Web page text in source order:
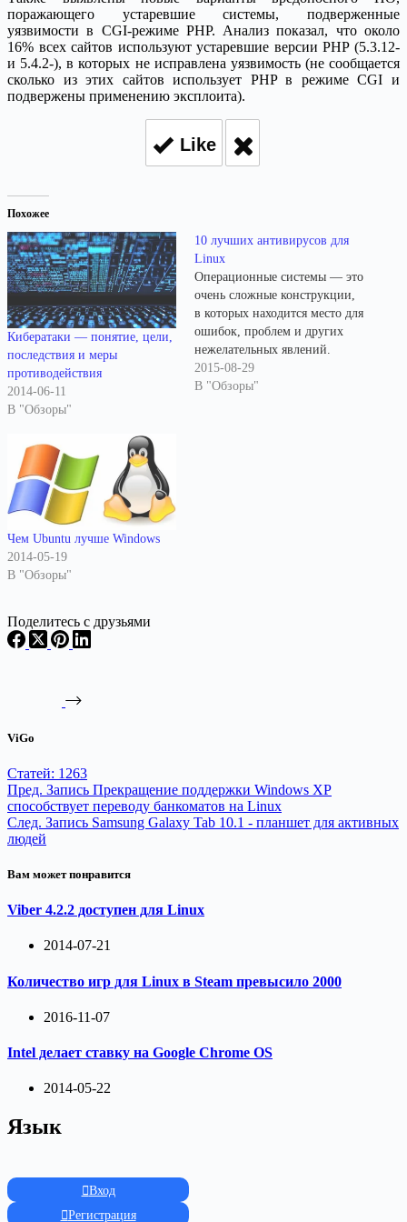
поражающего устаревшие системы, подверженные
уязвимости в CGI-режиме PHP. Анализ показал, что около
16% всех сайтов используют устаревшие версии PHP (5.3.12-
и 5.4.2-), в которых не исправлена уязвимость (не сообщается
сколько из этих сайтов использует PHP в режиме CGI и
подвержены применению эксплоита).
Like
Похожее
Кибератаки — понятие, цели,
последствия и меры
противодействия
2014-06-11
В "Обзоры"
10 лучших антивирусов для
Linux
Операционные системы — это
очень сложные конструкции,
в которых находится место для
ошибок, проблем и других
нежелательных явлений.
Особые опасения вызывают
искусственно созданные
2015-08-29
В "Обзоры"
Чем Ubuntu лучше Windows
2014-05-19
В "Обзоры"
Поделитесь с друзьями
ViGo
Статей: 1263
Пред. Запись Прекращение поддержки Windows XP
способствует переводу банкоматов на Linux
След. Запись Samsung Galaxy Tab 10.1 - планшет для активных
людей
Вам может понравится
Viber 4.2.2 доступен для Linux
2014-07-21
Количество игр для Linux в Steam превысило 2000
2016-11-07
Intel делает ставку на Google Chrome OS
2014-05-22
Язык
Вход
Регистрация